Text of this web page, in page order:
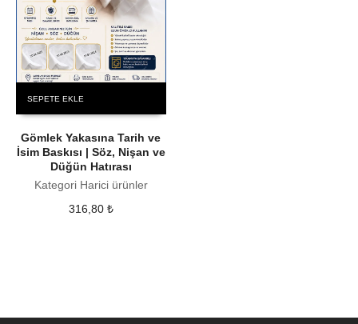
SEPETE EKLE
Gömlek Yakasına Tarih ve
İsim Baskısı | Söz, Nişan ve
Düğün Hatırası
Kategori Harici ürünler
316,80 ₺